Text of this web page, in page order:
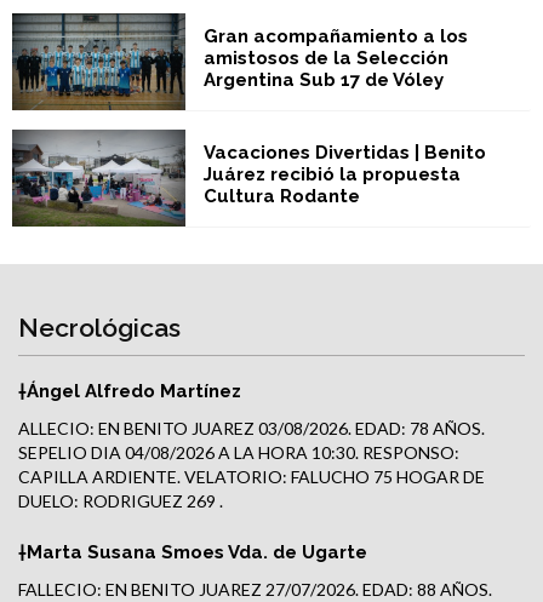
Gran acompañamiento a los
amistosos de la Selección
Argentina Sub 17 de Vóley
Vacaciones Divertidas | Benito
Juárez recibió la propuesta
Cultura Rodante
Necrológicas
†Ángel Alfredo Martínez
ALLECIO: EN BENITO JUAREZ 03/08/2026. EDAD: 78 AÑOS.
SEPELIO DIA 04/08/2026 A LA HORA 10:30. RESPONSO:
CAPILLA ARDIENTE. VELATORIO: FALUCHO 75 HOGAR DE
DUELO: RODRIGUEZ 269 .
†Marta Susana Smoes Vda. de Ugarte
FALLECIO: EN BENITO JUAREZ 27/07/2026. EDAD: 88 AÑOS.